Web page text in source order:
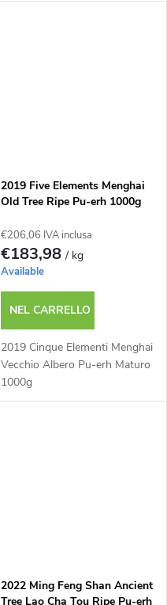
2019 Five Elements Menghai
Old Tree Ripe Pu-erh 1000g
€206,06 IVA inclusa
€183,98/ kg
Available
NEL CARRELLO
2019 Cinque Elementi Menghai
Vecchio Albero Pu-erh Maturo
1000g
2022 Ming Feng Shan Ancient
Tree Lao Cha Tou Ripe Pu-erh